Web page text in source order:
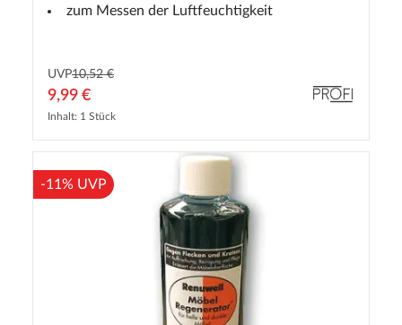
zum Messen der Luftfeuchtigkeit
UVP10,52 €
9,99 €
Inhalt: 1 Stück
-11% UVP